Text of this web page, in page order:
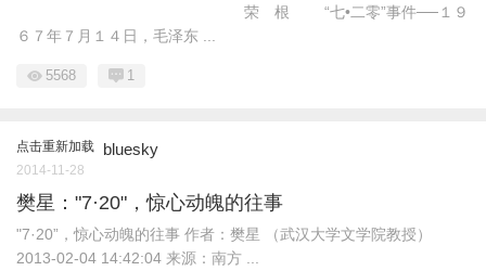
荣 根 “七•二零”事件──１９
６７年７月１４日，毛泽东 ...
5568 1
点击重新加载 bluesky
2014-11-28
樊星："7·20"，惊心动魄的往事
"7·20”，惊心动魄的往事 作者：樊星 （武汉大学文学院教授）
2013-02-04 14:42:04 来源：南方 ...